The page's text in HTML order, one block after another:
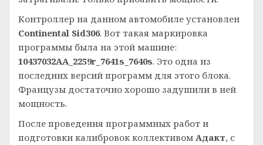
Контроллер на данном автомобиле установлен
Continental Sid306. Вот такая маркировка
программы была на этой машине:
10437032AA_2259r_7641s_7640s. Это одна из
последних версий программ для этого блока.
Французы достаточно хорошо задушили в ней
мощность.
После проведения программных работ и
подготовки калибровок коллективом Адакт, с